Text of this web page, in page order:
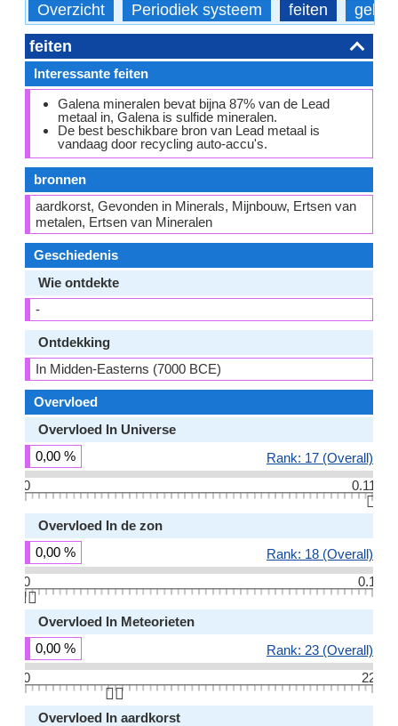
Overzicht Periodiek systeem feiten
feiten
Interessante feiten
Galena mineralen bevat bijna 87% van de Lead
metaal in, Galena is sulfide mineralen.
De best beschikbare bron van Lead metaal is
vandaag door recycling auto-accu's.
bronnen
aardkorst, Gevonden in Minerals, Mijnbouw, Ertsen van
metalen, Ertsen van Mineralen
Geschiedenis
Wie ontdekte
-
Ontdekking
In Midden-Easterns (7000 BCE)
Overvloed
Overvloed In Universe
0,00 %
Rank: 17 (Overall)
0
0.11
👆🏻
Overvloed In de zon
0,00 %
Rank: 18 (Overall)
0
0.1
👆🏻
Overvloed In Meteorieten
0,00 %
Rank: 23 (Overall)
0
22
👆🏻
Overvloed In aardkorst